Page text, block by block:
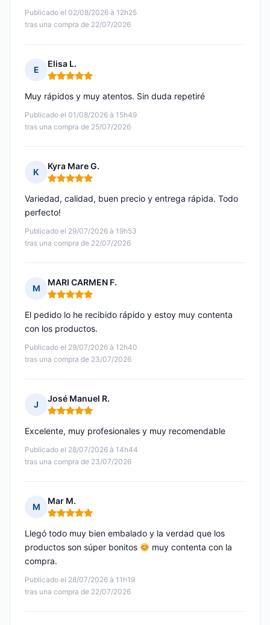
Publicado el 02/08/2026 à 12h25
tras una compra de 22/07/2026
E
Elisa L.
Nota: 5 de 5
Publicado el 01/08/2026 à 15h49
tras una compra de 25/07/2026
Muy rápidos y muy atentos. Sin duda repetiré
K
Kyra Mare G.
Nota: 5 de 5
Publicado el 29/07/2026 à 19h53
tras una compra de 22/07/2026
Variedad, calidad, buen precio y entrega rápida. Todo
perfecto!
M
MARI CARMEN F.
Nota: 5 de 5
Publicado el 29/07/2026 à 12h40
tras una compra de 23/07/2026
El pedido lo he recibido rápido y estoy muy contenta
con los productos.
J
José Manuel R.
Nota: 5 de 5
Publicado el 28/07/2026 à 14h44
tras una compra de 23/07/2026
Excelente, muy profesionales y muy recomendable
M
Mar M.
Nota: 5 de 5
Publicado el 28/07/2026 à 11h19
tras una compra de 22/07/2026
Llegó todo muy bien embalado y la verdad que los
productos son súper bonitos
muy contenta con la
compra.